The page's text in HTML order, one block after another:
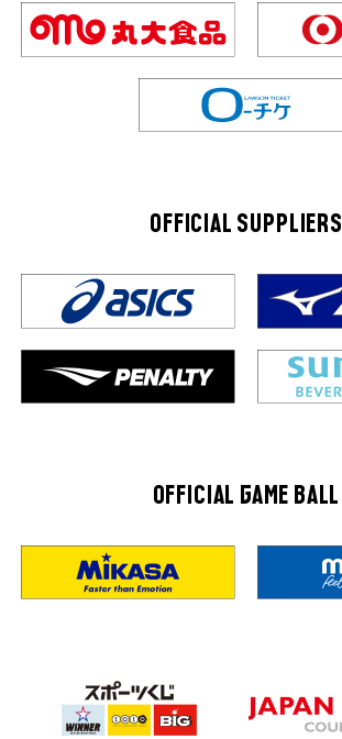
OFFICIAL SUPPLIERS
OFFICIAL GAME BALL